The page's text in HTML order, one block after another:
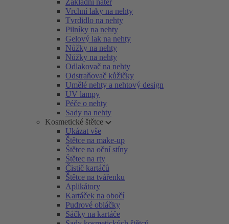
Základní nátěr
Vrchní laky na nehty
Tvrdidlo na nehty
Pilníky na nehty
Gelový lak na nehty
Nůžky na nehty
Nůžky na nehty
Odlakovač na nehty
Odstraňovač kůžičky
Umělé nehty a nehtový design
UV lampy
Péče o nehty
Sady na nehty
Kosmetické štětce
Ukázat vše
Štětce na make-up
Štětce na oční stíny
Štětec na rty
Čistič kartáčů
Štětce na tvářenku
Aplikátory
Kartáček na obočí
Pudrové obláčky
Sáčky na kartáče